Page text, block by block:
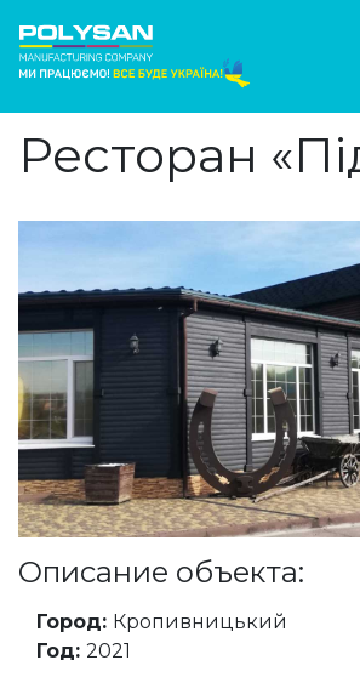
Ресторан
Описание объекта:
Город: Кропивницький
Год: 2021